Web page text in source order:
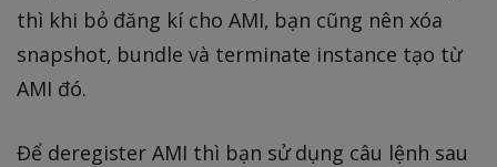
thì khi bỏ đăng kí cho AMI, bạn cũng nên xóa
snapshot, bundle và terminate instance tạo từ
AMI đó.
Để deregister AMI thì bạn sử dụng câu lệnh sau